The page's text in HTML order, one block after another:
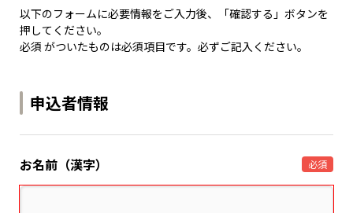
以下のフォームに必要情報をご入力後、「確認する」ボタンを
押してください。
必須 がついたものは必須項目です。必ずご記入ください。
申込者情報
お名前（漢字） 必須